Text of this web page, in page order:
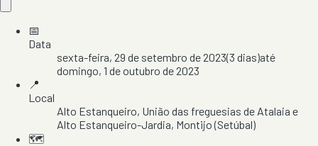
📅
Data
sexta-feira, 29 de setembro de 2023(3 dias)até
domingo, 1 de outubro de 2023
📍
Local
Alto Estanqueiro, União das freguesias de Atalaia e
Alto Estanqueiro-Jardia, Montijo(Setúbal)
🗺️